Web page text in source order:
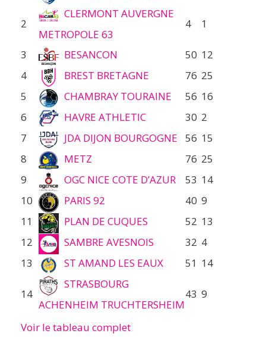
2
CLERMONT AUVERGNE
METROPOLE 63
4 1
3 BESANCON 50 12
4
BREST BRETAGNE 76 25
5
CHAMBRAY TOURAINE 56 16
6
HAVRE ATHLETIC 30 2
7
JDA DIJON BOURGOGNE 56 15
8
METZ 76 25
9
OGC NICE COTE D’AZUR 53 14
10
PARIS 92 40 9
11
PLAN DE CUQUES 52 13
12
SAMBRE AVESNOIS 32 4
13
ST AMAND LES EAUX 51 14
14
STRASBOURG
ACHENHEIM TRUCHTERSHEIM
43 9
Voir le tableau complet